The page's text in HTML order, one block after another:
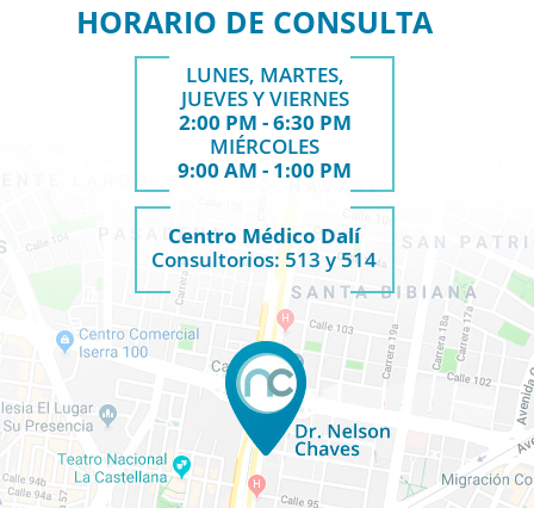
HORARIO DE CONSULTA
LUNES, MARTES,
JUEVES Y VIERNES
2:00 PM - 6:30 PM
MIÉRCOLES
9:00 AM - 1:00 PM
Centro Médico Dalí
Consultorios: 513 y 514